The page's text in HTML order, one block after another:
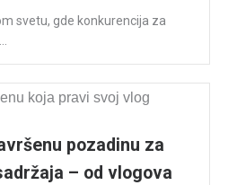
svetu, gde konkurencija za
pozadinu za
– od vlogova